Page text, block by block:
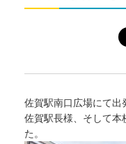
佐賀駅南口広場にて出
佐賀駅長様、そして本
た。